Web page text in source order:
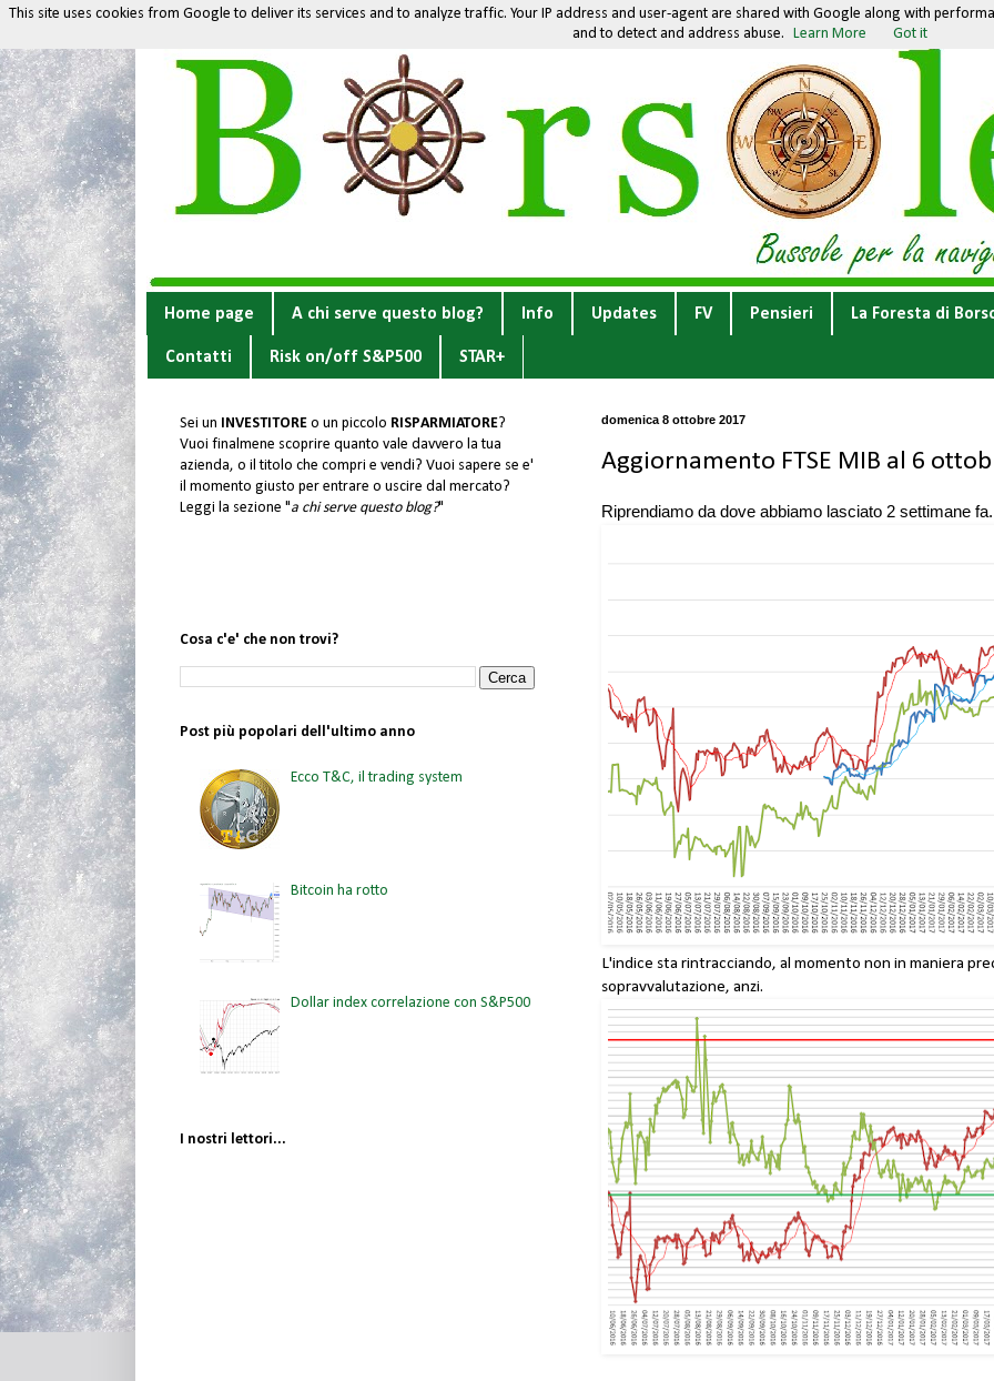
Home page A chi serve questo blog? Info Updates FV Pensieri La Foresta di
Contatti Risk on/off S&P500 STAR+
domenica 8 ottobre 2017
Aggiornamento FTSE MIB al 6
Riprendiamo da dove abbiamo lasciato 2 settimane fa.
L'indice sta rintracciando, al momento non in maniera
sopravvalutazione, anzi.
Sei un INVESTITORE o un piccolo RISPARMIATORE?
Vuoi finalmene scoprire quanto vale davvero la tua
azienda, o il titolo che compri e vendi? Vuoi sapere se e'
il momento giusto per entrare o uscire dal mercato?
Leggi la sezione "a chi serve questo blog?"
Cosa c'e' che non trovi?
Post più popolari dell'ultimo anno
Ecco T&C, il trading system
Bitcoin ha rotto
Dollar index correlazione con S&P500
I nostri lettori...
This site uses cookies from Google to deliver its services and to analyze traffic. Your IP address and user-agent are shared with Google along with
and to detect and address abuse. Learn More Got it